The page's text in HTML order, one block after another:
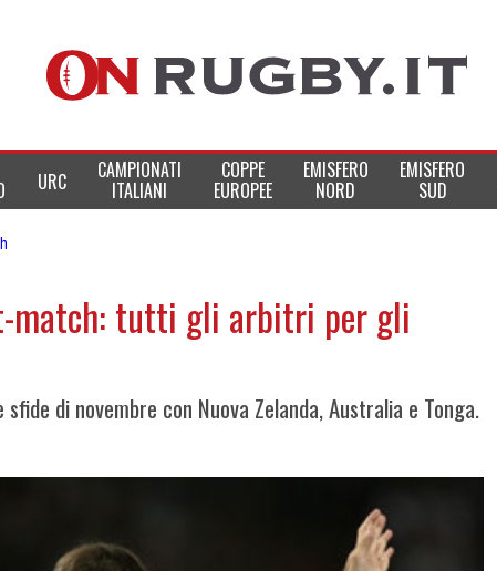
URC CAMPIONATI
ITALIANI
COPPE
EUROPEE
EMISFERO
NORD
EMISFERO
SUD
match: tutti gli arbitri per gli
di novembre con Nuova Zelanda, Australia e Tonga.